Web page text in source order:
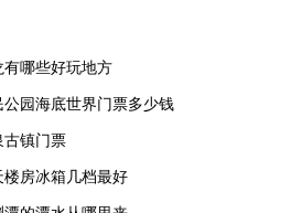
有哪些好玩地方
公园海底世界门票多少钱
古镇门票
楼房冰箱几档最好